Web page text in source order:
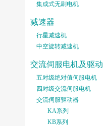
集成式无刷电机
减速器
行星减速机
中空旋转减速机
交流伺服电机及驱动
五对级绝对值伺服电机
四对级交流伺服电机
交流伺服驱动器
KA系列
KB系列